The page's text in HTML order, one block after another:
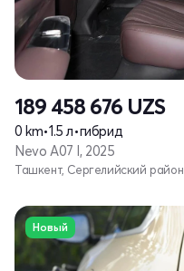
189 458 676 UZS
0 km•1.5 л•гибрид
Nevo A07 I, 2025
Ташкент, Сергелийский район
Новый